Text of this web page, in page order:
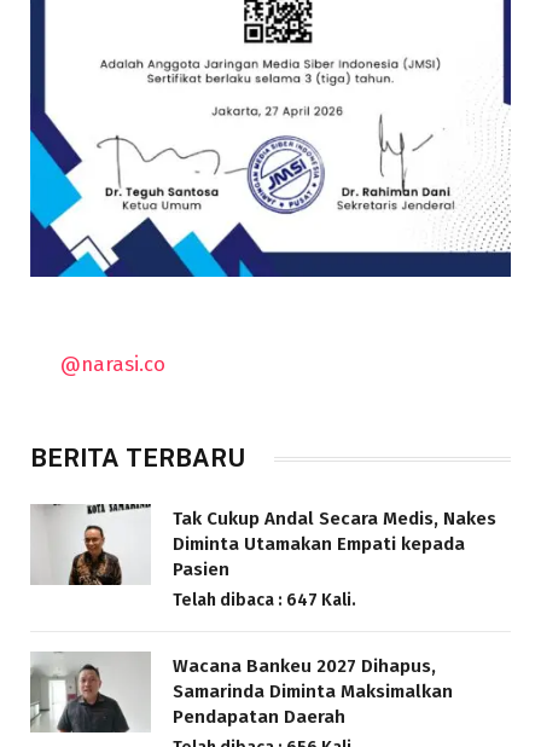
@narasi.co
BERITA TERBARU
Tak Cukup Andal Secara Medis, Nakes
Diminta Utamakan Empati kepada
Pasien
Telah dibaca : 647 Kali.
Wacana Bankeu 2027 Dihapus,
Samarinda Diminta Maksimalkan
Pendapatan Daerah